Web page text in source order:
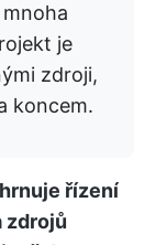
je
zdroji,
koncem.
řízení
zdrojů